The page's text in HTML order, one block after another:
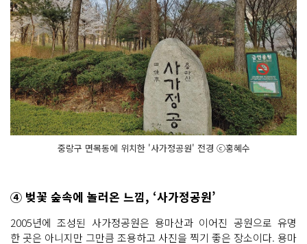
중랑구 면목동에 위치한 '사가정공원' 전경 ⓒ홍혜수
④ 벚꽃 숲속에 놀러온 느낌, ‘사가정공원’
2005년에 조성된 사가정공원은 용마산과 이어진 공원으로 유명
한 곳은 아니지만 그만큼 조용하고 사진을 찍기 좋은 장소이다. 용마